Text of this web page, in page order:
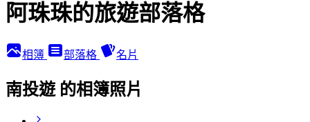
阿珠珠的旅遊部落格
相簿 部落格 名片
南投遊 的相簿照片